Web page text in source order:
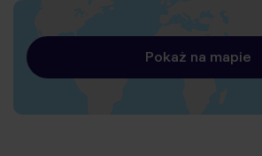
Pokaż na mapie